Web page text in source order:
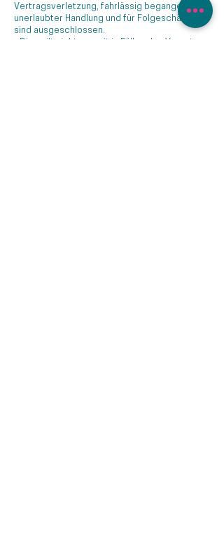
Vertragsverletzung, fahrlässig begangener
unerlaubter Handlung und für Folgeschäden
sind ausgeschlossen.
• Dies gilt nicht, soweit in Fällen des Vorsatzes